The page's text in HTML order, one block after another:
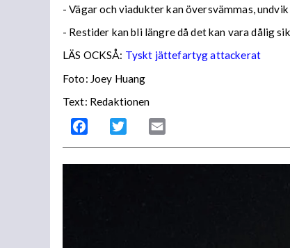
- Vägar och viadukter kan översvämmas,
- Restider kan bli längre då det kan vara dålig
LÄS OCKSÅ: Tyskt jättefartyg attackerat
Foto: Joey Huang
Text: Redaktionen
Facebook Twitter